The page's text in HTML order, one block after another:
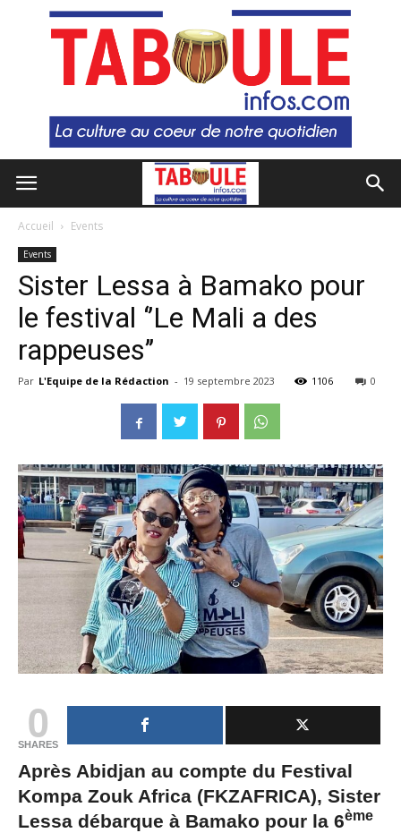
Accueil Events
Events
Sister Lessa à Bamako pour
le festival ‘’Le Mali a des
rappeuses’’
Par L'Equipe de la Rédaction - 19 septembre 2023 1106 0
0
SHARES
Après Abidjan au compte du Festival
Kompa Zouk Africa (FKZAFRICA), Sister
Lessa débarque à Bamako pour la 6ème